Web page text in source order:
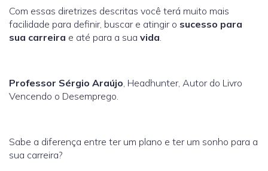
Com essas diretrizes descritas você terá muito mais
facilidade para definir, buscar e atingir o sucesso para
sua carreira e até para a sua vida.
Professor Sérgio Araújo, Headhunter, Autor do Livro
Vencendo o Desemprego.
Sabe a diferença entre ter um plano e ter um sonho para a
sua carreira?